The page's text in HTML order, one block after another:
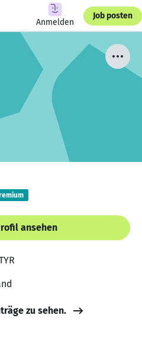
Anmelden
Job posten
ansehen
zu sehen.